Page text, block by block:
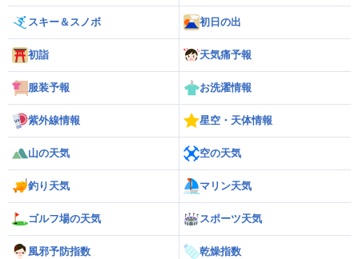
スキー＆スノボ 初日の出
初詣 天気痛予報
服装予報 お洗濯情報
紫外線情報 星空・天体情報
山の天気 空の天気
釣り天気 マリン天気
ゴルフ場の天気 スポーツ天気
風邪予防指数 乾燥指数